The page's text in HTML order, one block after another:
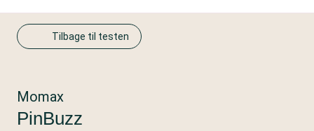
Tilbage til testen
Momax
PinBuzz